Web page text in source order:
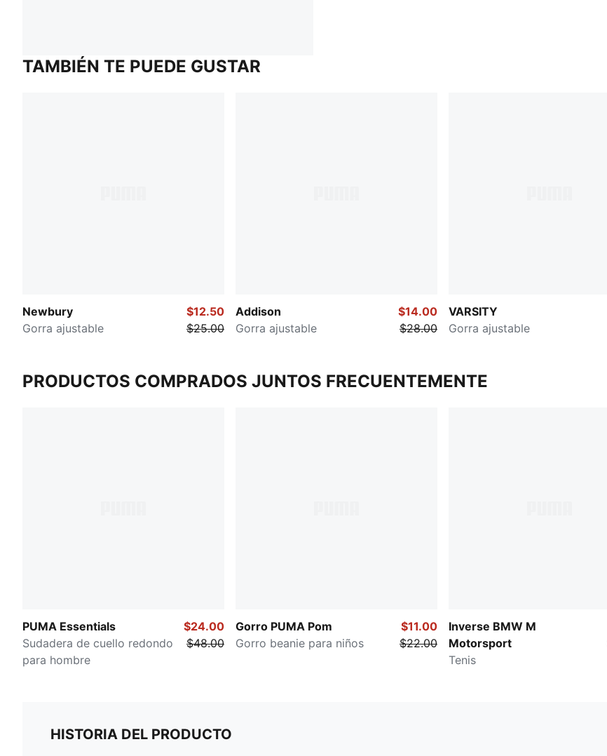
TAMBIÉN TE PUEDE GUSTAR
Newbury
Gorra ajustable
$12.50
$25.00
Addison
Gorra ajustable
$14.00
$28.00
VARSITY
Gorra ajustable
PRODUCTOS COMPRADOS JUNTOS FRECUENTEMENTE
PUMA Essentials
Sudadera de cuello redondo
para hombre
$24.00
$48.00
Gorro PUMA Pom
Gorro beanie para niños
$11.00
$22.00
Inverse BMW M
Motorsport
Tenis
HISTORIA DEL PRODUCTO